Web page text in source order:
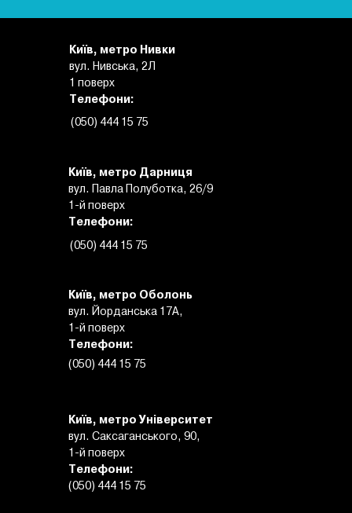
Київ, метро Нивки
вул. Нивська, 2Л
1 поверх
Телефони:
Київ, метро Оболонь
вул. Йорданська 17А,
1-й поверх
Телефони:
Київ, метро Дарниця
вул. Павла Полуботка, 26/9
1-й поверх
Телефони:
Київ, метро Університет
вул. Саксаганського, 90,
1-й поверх
Телефони:
(050) 444 15 75
(050) 444 15 75
(050) 444 15 75
(050) 444 15 75